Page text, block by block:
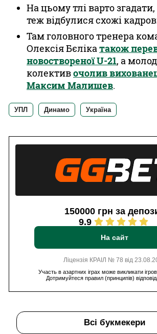
На цьому тлі варто
теж відбулися схожі
Там головного тренера
Олексія Бєлікатакож
новоствореної U-21, а
колективочолив
Максим Малишев.
УПЛ Динамо Україна
150000 грн за
9.9
На сайт
Ліцензія КРАІЛ № 78 від
Участь в азартних іграх може викликати
Дотримуйтеся правил (принципів)
Всі букмекери